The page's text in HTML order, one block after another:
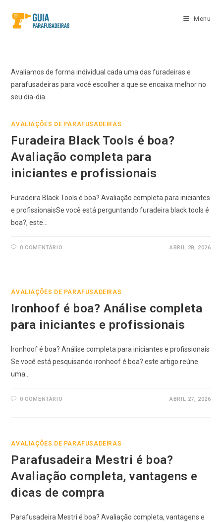
Menu
Avaliamos de forma individual cada uma das furadeiras e
parafusadeiras para você escolher a que se encaixa melhor no
seu dia-dia
AVALIAÇÕES DE PARAFUSADEIRAS
Furadeira Black Tools é boa?
Avaliação completa para
iniciantes e profissionais
Furadeira Black Tools é boa? Avaliação completa para iniciantes
e profissionaisSe você está perguntando furadeira black tools é
boa?, este…
0 COMENTÁRIO ABRIL 28, 2026
AVALIAÇÕES DE PARAFUSADEIRAS
Ironhoof é boa? Análise completa
para iniciantes e profissionais
Ironhoof é boa? Análise completa para iniciantes e profissionais
Se você está pesquisando ironhoof é boa? este artigo reúne
uma…
0 COMENTÁRIO ABRIL 27, 2026
AVALIAÇÕES DE PARAFUSADEIRAS
Parafusadeira Mestri é boa?
Avaliação completa, vantagens e
dicas de compra
Parafusadeira Mestri é boa? Avaliação completa, vantagens e